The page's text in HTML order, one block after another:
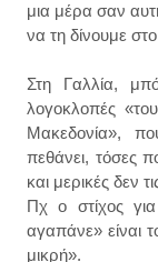
μια μέρα σαν
να τη δίνουμε
Στη Γαλλία,
λογοκλοπές
Μακεδονία»,
πεθάνει, τόσες
και μερικές δεν
Πχ ο στίχος
αγαπάνε» είναι
μικρή».